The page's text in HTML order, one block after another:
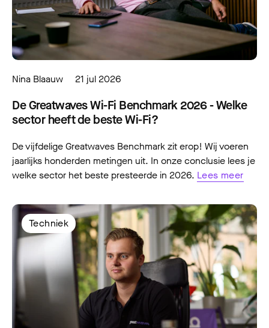
Nina Blaauw 21 jul 2026
De Greatwaves Wi-Fi Benchmark 2026 - Welke
sector heeft de beste Wi-Fi?
De vijfdelige Greatwaves Benchmark zit erop! Wij voeren
jaarlijks honderden metingen uit. In onze conclusie lees je
welke sector het beste presteerde in 2026. Lees meer
Techniek